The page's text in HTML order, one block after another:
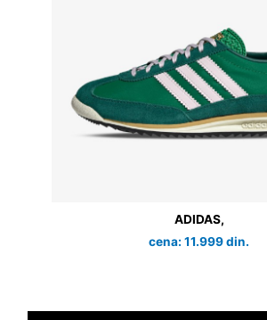
ADIDAS,
cena: 11.999 din.